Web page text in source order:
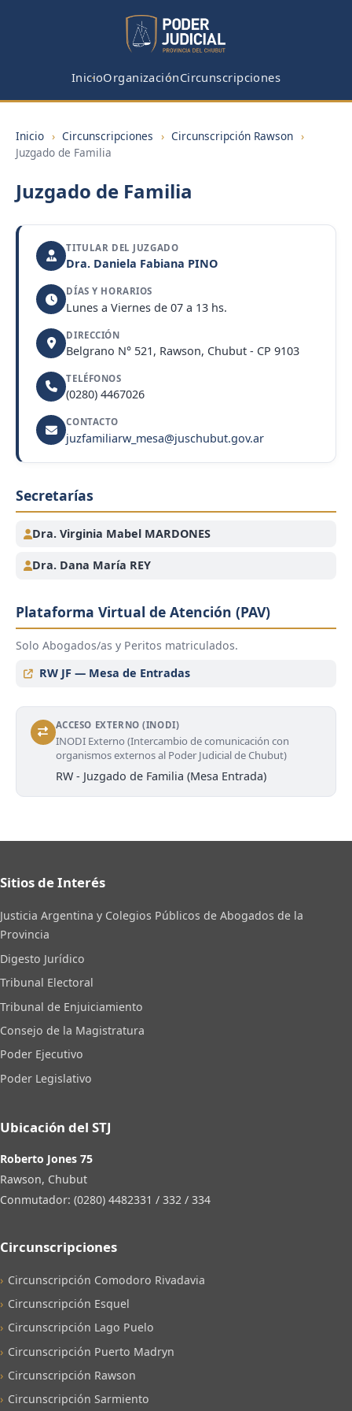
InicioOrganizaciónCircunscripciones
Inicio › Circunscripciones › Circunscripción Rawson ›
Juzgado de Familia
Juzgado de Familia
TITULAR DEL JUZGADO
Dra. Daniela Fabiana PINO
DÍAS Y HORARIOS
Lunes a Viernes de 07 a 13 hs.
DIRECCIÓN
Belgrano N° 521, Rawson, Chubut - CP 9103
TELÉFONOS
(0280) 4467026
CONTACTO
juzfamiliarw_mesa@juschubut.gov.ar
Secretarías
Dra. Virginia Mabel MARDONES
Dra. Dana María REY
Plataforma Virtual de Atención (PAV)
Solo Abogados/as y Peritos matriculados.
RW JF — Mesa de Entradas
ACCESO EXTERNO (INODI)
INODI Externo (Intercambio de comunicación con
organismos externos al Poder Judicial de Chubut)
RW - Juzgado de Familia (Mesa Entrada)
Sitios de Interés
Justicia Argentina y Colegios Públicos de Abogados de la
Provincia
Digesto Jurídico
Tribunal Electoral
Tribunal de Enjuiciamiento
Consejo de la Magistratura
Poder Ejecutivo
Poder Legislativo
Ubicación del STJ
Roberto Jones 75
Rawson, Chubut
Conmutador: (0280) 4482331 / 332 / 334
Circunscripciones
Circunscripción Comodoro Rivadavia
Circunscripción Esquel
Circunscripción Lago Puelo
Circunscripción Puerto Madryn
Circunscripción Rawson
Circunscripción Sarmiento